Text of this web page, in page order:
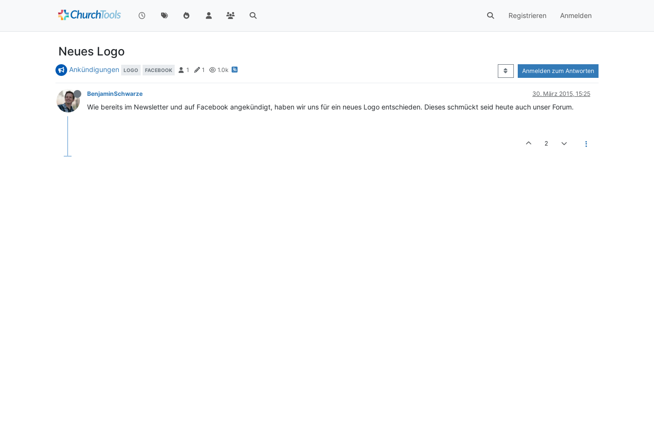
Registrieren Anmelden
Neues Logo
Ankündigungen LOGO FACEBOOK 1 1 1.0k Anmelden zum Antworten
BenjaminSchwarze 30. März 2015, 15:25
Wie bereits im Newsletter und auf Facebook angekündigt, haben wir uns für ein neues Logo entschieden. Dieses schmückt seid heute auch unser Forum.
2